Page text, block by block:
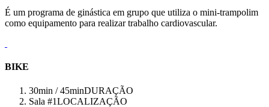
É um programa de ginástica em grupo que utiliza o mini-trampolim
como equipamento para realizar trabalho cardiovascular.
BIKE
30min / 45minDURAÇÃO
Sala #1LOCALIZAÇÃO